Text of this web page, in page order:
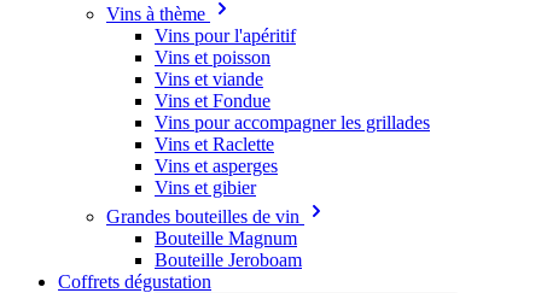
Vins à thème
Vins pour l'apéritif
Vins et poisson
Vins et viande
Vins et Fondue
Vins pour accompagner les grillades
Vins et Raclette
Vins et asperges
Vins et gibier
Grandes bouteilles de vin
Bouteille Magnum
Bouteille Jeroboam
Coffrets dégustation